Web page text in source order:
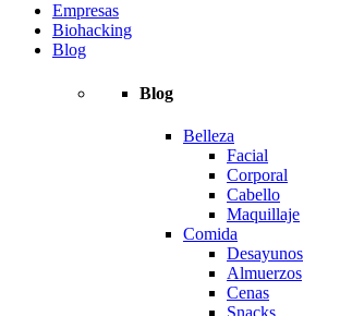
Empresas
Biohacking
Blog
Blog
Belleza
Facial
Corporal
Cabello
Maquillaje
Comida
Desayunos
Almuerzos
Cenas
Snacks